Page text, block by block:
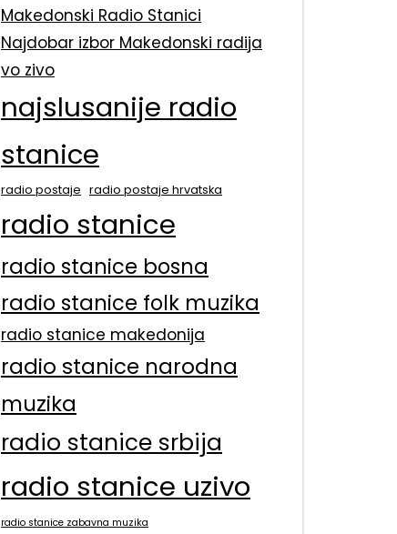
Makedonski Radio Stanici
Najdobar izbor Makedonski radija
vo zivo
najslusanije radio
stanice
radio postaje radio postaje hrvatska
radio stanice
radio stanice bosna
radio stanice folk muzika
radio stanice makedonija
radio stanice narodna
muzika
radio stanice srbija
radio stanice uzivo
radio stanice zabavna muzika